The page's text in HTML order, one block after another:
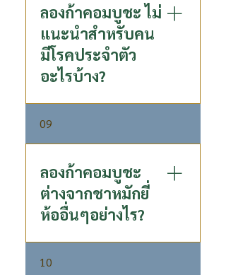
ปรับตัว
ลองก้าคอมบูชะ ไม่
แนะนำสำหรับคน
มีโรคประจำตัว
อะไรบ้าง?
ไม่แนะนำคนที่แพ้ชาและลำไย
09
ลองก้าคอมบูชะ
ต่างจากชาหมักยี่
ห้ออื่นๆอย่างไร?
ลองก้า คอมบูชะ ชาหมักแท้ ผ่าน
10